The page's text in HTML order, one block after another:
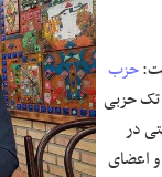
حزب
تک حزبی
در
اعضای